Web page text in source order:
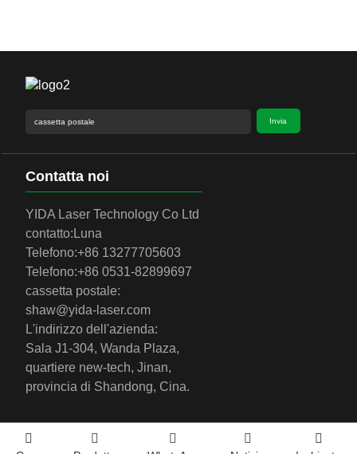
Invia
Contatta noi
YIDA Laser Technology Co Ltd
contatto: Luna
Telefono:+86 13277705603
Telefono:+86 0531-82899697
cassetta postale:
shaw@yida-laser.com
L'indirizzo dell'azienda:
Sala J1-304, Wanda Plaza,
quartiere new-tech, Jinan,
provincia di Shandong, Cina.